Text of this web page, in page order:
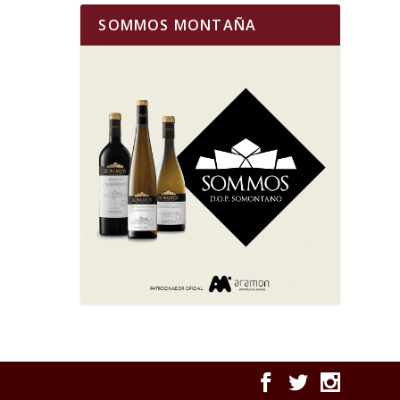
SOMMOS MONTAÑA